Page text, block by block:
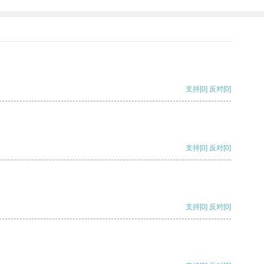
支持[0] 反对[0]
支持[0] 反对[0]
支持[0] 反对[0]